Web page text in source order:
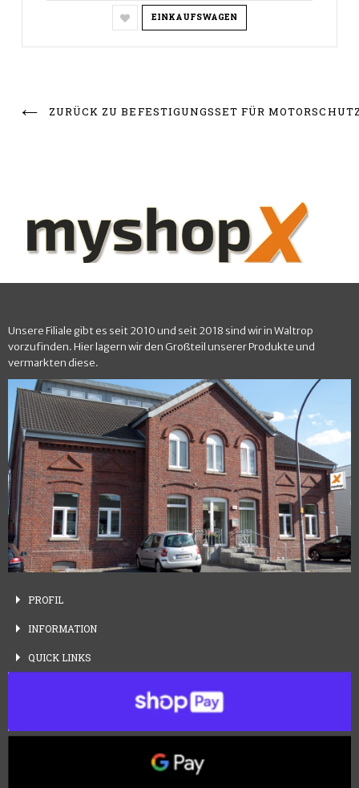
EINKAUFSWAGEN
ZURÜCK ZU BEFESTIGUNGSSET FÜR
Unsere Filiale gibt es seit 2010 und seit 2018 sind wir in Waltrop
vorzufinden. Hier lagern wir den Großteil unserer Produkte und
vermarkten diese.
PROFIL
INFORMATION
QUICK LINKS